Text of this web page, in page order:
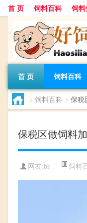
首 页 饲料百科 饲
首 页 饲料百科
> 饲料百科 > 保税
保税区做饲料
网友:bs 饲料